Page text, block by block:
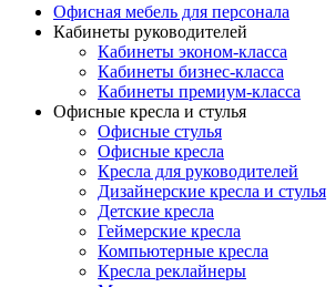
Офисная мебель для персонала
Кабинеты руководителей
Кабинеты эконом-класса
Кабинеты бизнес-класса
Кабинеты премиум-класса
Офисные кресла и стулья
Офисные стулья
Офисные кресла
Кресла для руководителей
Дизайнерские кресла и стулья
Детские кресла
Геймерские кресла
Компьютерные кресла
Кресла реклайнеры